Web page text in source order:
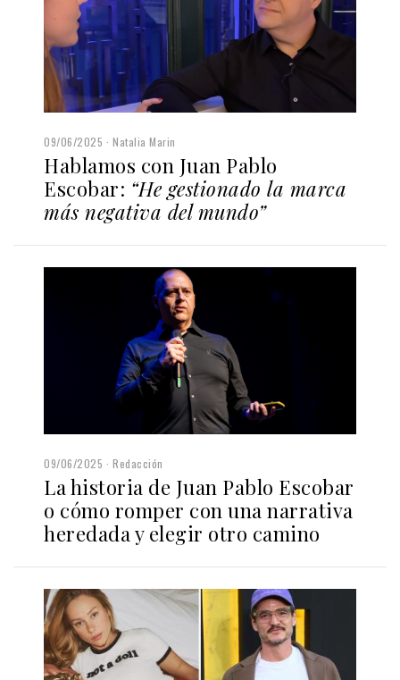
09/06/2025 Natalia Marin
Hablamos con Juan Pablo
Escobar: “He gestionado la marca
más negativa del mundo”
09/06/2025 Redacción
La historia de Juan Pablo Escobar
o cómo romper con una narrativa
heredada y elegir otro camino